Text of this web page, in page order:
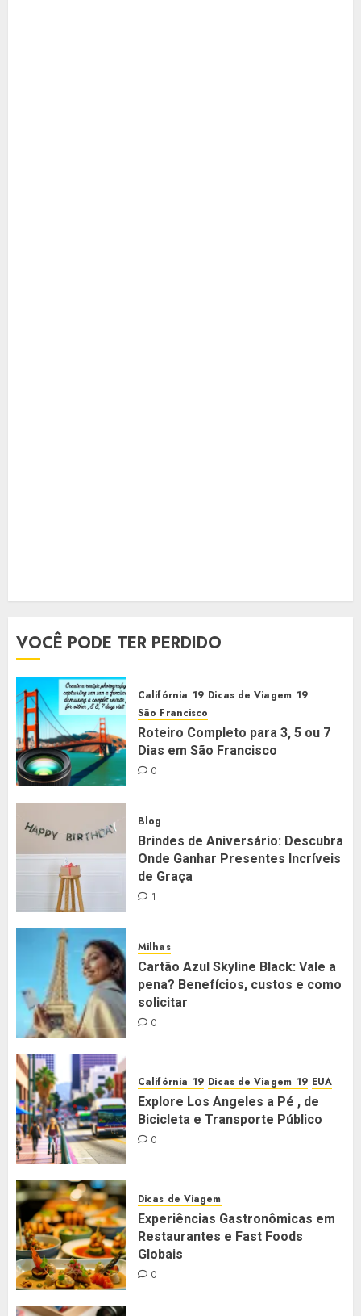
VOCÊ PODE TER PERDIDO
Califórnia
Dicas de Viagem
São Francisco
Roteiro Completo para 3, 5 ou 7
Dias em São Francisco
0
Blog
Brindes de Aniversário: Descubra
Onde Ganhar Presentes Incríveis
de Graça
1
Milhas
Cartão Azul Skyline Black: Vale a
pena? Benefícios, custos e como
solicitar
0
Califórnia Dicas de Viagem EUA
Explore Los Angeles a Pé , de
Bicicleta e Transporte Público
0
Dicas de Viagem
Experiências Gastronômicas em
Restaurantes e Fast Foods
Globais
0